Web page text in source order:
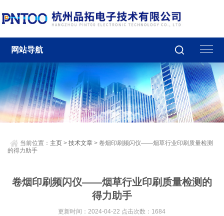
网站导航
当前位置： 主页 >技术文章 > 卷烟印刷频闪仪——烟草行业印刷质量检测
的得力助手
卷烟印刷频闪仪——烟草行业印刷质量检测的
得力助手
更新时间：2024-04-22 点击次数：1684